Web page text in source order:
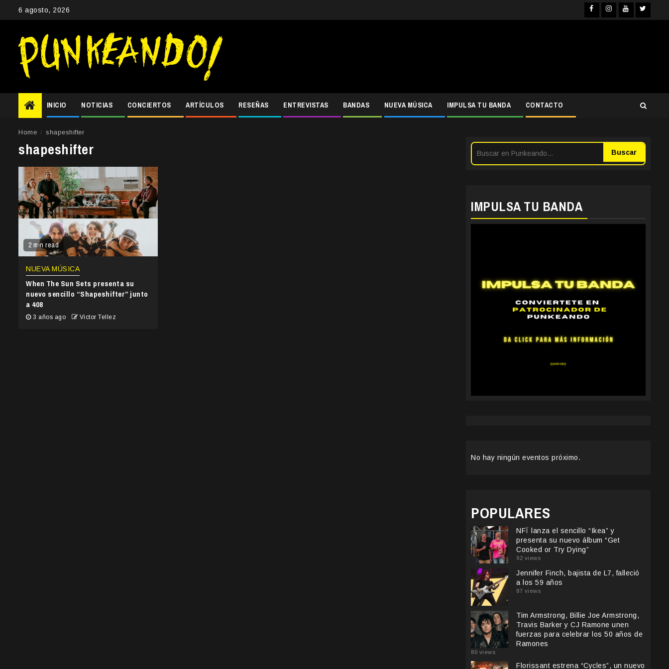
6 agosto, 2026 Facebook
Instagram
INICIO NOTICIAS CONCIERTOS ARTÍCULOS RESEÑAS ENTREVISTAS BANDAS NUEVA MÚSICA IMPULSA TU BANDA CONTACTO
Home shapeshifter
shapeshifter
2 min read
NUEVA MÚSICA
When The Sun Sets presenta su
nuevo sencillo “Shapeshifter” junto
a 408
3 años ago Victor Tellez
Buscar
IMPULSA TU BANDA
No hay ningún eventos próximo.
POPULARES
NFÏ lanza el sencillo “Ikea” y
presenta su nuevo álbum “Get
Cooked or Try Dying”
92 views
Jennifer Finch, bajista de L7, falleció
a los 59 años
87 views
Tim Armstrong, Billie Joe Armstrong,
Travis Barker y CJ Ramone unen
fuerzas para celebrar los 50 años de
Ramones
80 views
Florissant estrena “Cycles”, un nuevo